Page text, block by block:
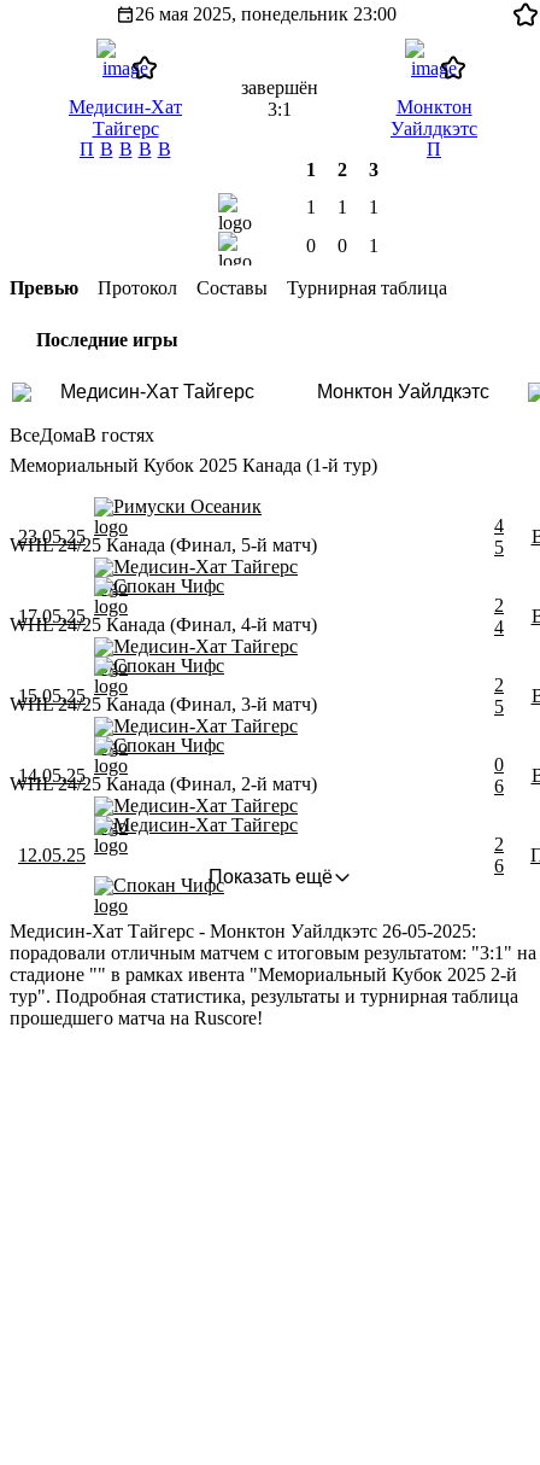
26 мая 2025, понедельник 23:00
Медисин-Хат
Тайгерс
П В В В В
завершён
3:1
Монктон
Уайлдкэтс
П
1
1
0
2
1
0
3
1
1
Превью Протокол Составы Турнирная таблица
Последние игры
Медисин-Хат Тайгерс Монктон Уайлдкэтс
ВсеДомаВ гостях
Мемориальный Кубок 2025 Канада (1-й тур)
23.05.25
Римуски Осеаник
Медисин-Хат Тайгерс
4
5
WHL 24/25 Канада (Финал, 5-й матч)
17.05.25
Спокан Чифс
Медисин-Хат Тайгерс
2
4
WHL 24/25 Канада (Финал, 4-й матч)
15.05.25
Спокан Чифс
Медисин-Хат Тайгерс
2
5
WHL 24/25 Канада (Финал, 3-й матч)
14.05.25
Спокан Чифс
Медисин-Хат Тайгерс
0
6
WHL 24/25 Канада (Финал, 2-й матч)
12.05.25
Медисин-Хат Тайгерс
Спокан Чифс
2
6
Показать ещё
Медисин-Хат Тайгерс - Монктон Уайлдкэтс 26-05-2025:
порадовали отличным матчем с итоговым результатом: "3:1" на
стадионе "" в рамках ивента "Мемориальный Кубок 2025 2-й
тур". Подробная статистика, результаты и турнирная таблица
прошедшего матча на Ruscore!